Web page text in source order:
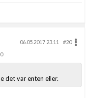
06.05.2017 23.11
#20
0
det var enten eller.